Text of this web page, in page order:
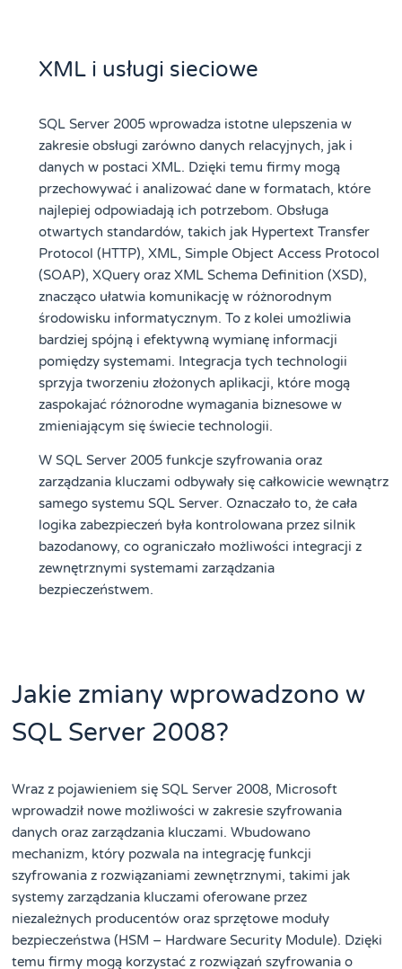
XML i usługi sieciowe
SQL Server 2005 wprowadza istotne ulepszenia w
zakresie obsługi zarówno danych relacyjnych, jak i
danych w postaci XML. Dzięki temu firmy mogą
przechowywać i analizować dane w formatach, które
najlepiej odpowiadają ich potrzebom. Obsługa
otwartych standardów, takich jak Hypertext Transfer
Protocol (HTTP), XML, Simple Object Access Protocol
(SOAP), XQuery oraz XML Schema Definition (XSD),
znacząco ułatwia komunikację w różnorodnym
środowisku informatycznym. To z kolei umożliwia
bardziej spójną i efektywną wymianę informacji
pomiędzy systemami. Integracja tych technologii
sprzyja tworzeniu złożonych aplikacji, które mogą
zaspokajać różnorodne wymagania biznesowe w
zmieniającym się świecie technologii.
W SQL Server 2005 funkcje szyfrowania oraz
zarządzania kluczami odbywały się całkowicie wewnątrz
samego systemu SQL Server. Oznaczało to, że cała
logika zabezpieczeń była kontrolowana przez silnik
bazodanowy, co ograniczało możliwości integracji z
zewnętrznymi systemami zarządzania
bezpieczeństwem.
Jakie zmiany wprowadzono w
SQL Server 2008?
Wraz z pojawieniem się SQL Server 2008, Microsoft
wprowadził nowe możliwości w zakresie szyfrowania
danych oraz zarządzania kluczami. Wbudowano
mechanizm, który pozwala na integrację funkcji
szyfrowania z rozwiązaniami zewnętrznymi, takimi jak
systemy zarządzania kluczami oferowane przez
niezależnych producentów oraz sprzętowe moduły
bezpieczeństwa (HSM – Hardware Security Module). Dzięki
temu firmy mogą korzystać z rozwiązań szyfrowania o